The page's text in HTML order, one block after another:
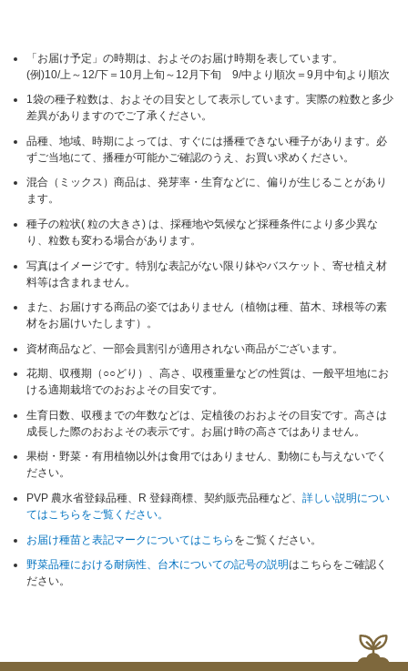
「お届け予定」の時期は、およそのお届け時期を表しています。
(例)10/上～12/下＝10月上旬～12月下旬 9/中より順次＝9月中旬より順次
1袋の種子粒数は、およその目安として表示しています。実際の粒数と多少
差異がありますのでご了承ください。
品種、地域、時期によっては、すぐには播種できない種子があります。必
ずご当地にて、播種が可能かご確認のうえ、お買い求めください。
混合（ミックス）商品は、発芽率・生育などに、偏りが生じることがあり
ます。
種子の粒状( 粒の大きさ) は、採種地や気候など採種条件により多少異な
り、粒数も変わる場合があります。
写真はイメージです。特別な表記がない限り鉢やバスケット、寄せ植え材
料等は含まれません。
また、お届けする商品の姿ではありません（植物は種、苗木、球根等の素
材をお届けいたします）。
資材商品など、一部会員割引が適用されない商品がございます。
花期、収穫期（○○どり）、高さ、収穫重量などの性質は、一般平坦地にお
ける適期栽培でのおおよその目安です。
生育日数、収穫までの年数などは、定植後のおおよその目安です。高さは
成長した際のおおよその表示です。お届け時の高さではありません。
果樹・野菜・有用植物以外は食用ではありません、動物にも与えないでく
ださい。
PVP 農水省登録品種、R 登録商標、契約販売品種など、詳しい説明につい
てはこちらをご覧ください。
お届け種苗と表記マークについてはこちら をご覧ください。
野菜品種における耐病性、台木についての記号の説明はこちらをご確認く
ださい。